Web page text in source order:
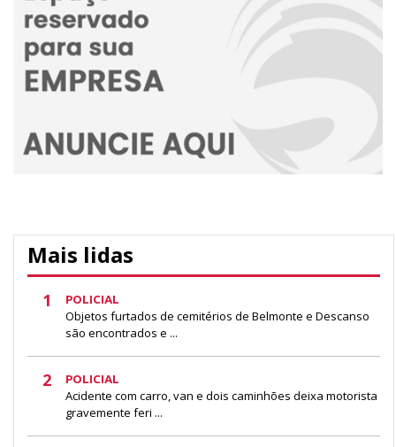
Mais lidas
1 POLICIAL
Objetos furtados de cemitérios de Belmonte e Descanso
são encontrados e ...
2 POLICIAL
Acidente com carro, van e dois caminhões deixa motorista
gravemente feri ...